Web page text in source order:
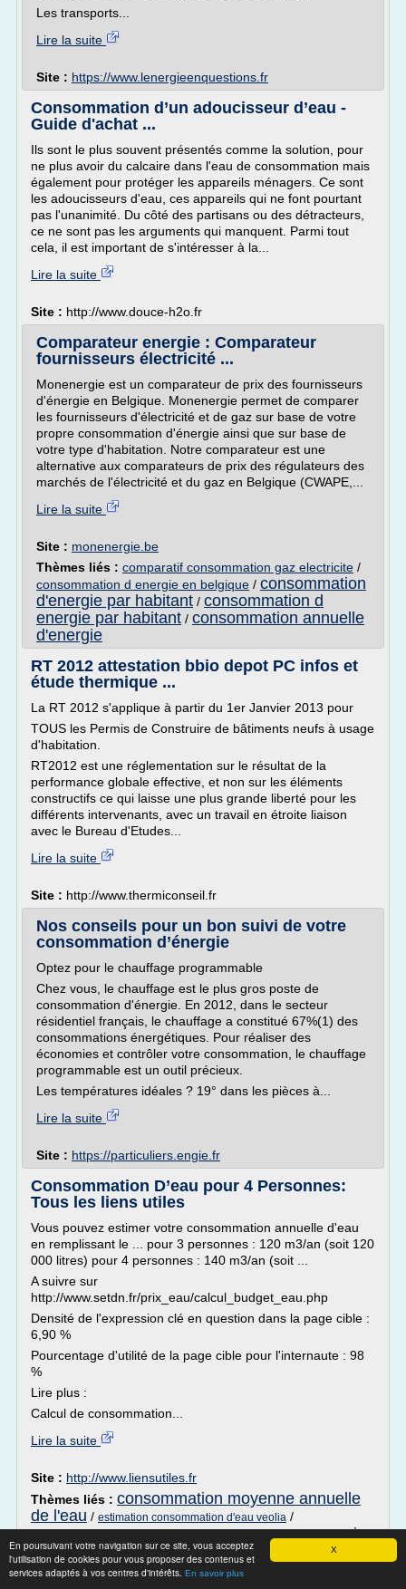
X
En poursuivant votre navigation sur ce site, vous acceptez
l'utilisation de cookies pour vous proposer des contenus et
services adaptés à vos centres d'intérêts. En savoir plus
Les transports...
Lire la suite
Site : https://www.lenergieenquestions.fr
Consommation d’un adoucisseur d’eau -
Guide d'achat ...
Ils sont le plus souvent présentés comme la solution, pour
ne plus avoir du calcaire dans l'eau de consommation mais
également pour protéger les appareils ménagers. Ce sont
les adoucisseurs d'eau, ces appareils qui ne font pourtant
pas l'unanimité. Du côté des partisans ou des détracteurs,
ce ne sont pas les arguments qui manquent. Parmi tout
cela, il est important de s'intéresser à la...
Lire la suite
Site : http://www.douce-h2o.fr
Comparateur energie : Comparateur
fournisseurs électricité ...
Monenergie est un comparateur de prix des fournisseurs
d'énergie en Belgique. Monenergie permet de comparer
les fournisseurs d'électricité et de gaz sur base de votre
propre consommation d'énergie ainsi que sur base de
votre type d'habitation. Notre comparateur est une
alternative aux comparateurs de prix des régulateurs des
marchés de l'électricité et du gaz en Belgique (CWAPE,...
Lire la suite
Site : monenergie.be
Thèmes liés : comparatif consommation gaz electricite /
consommation d energie en belgique / consommation
d'energie par habitant / consommation d
energie par habitant / consommation annuelle
d'energie
RT 2012 attestation bbio depot PC infos et
étude thermique ...
La RT 2012 s'applique à partir du 1er Janvier 2013 pour
TOUS les Permis de Construire de bâtiments neufs à usage
d'habitation.
RT2012 est une réglementation sur le résultat de la
performance globale effective, et non sur les éléments
constructifs ce qui laisse une plus grande liberté pour les
différents intervenants, avec un travail en étroite liaison
avec le Bureau d'Etudes...
Lire la suite
Site : http://www.thermiconseil.fr
Nos conseils pour un bon suivi de votre
consommation d’énergie
Optez pour le chauffage programmable
Chez vous, le chauffage est le plus gros poste de
consommation d'énergie. En 2012, dans le secteur
résidentiel français, le chauffage a constitué 67%(1) des
consommations énergétiques. Pour réaliser des
économies et contrôler votre consommation, le chauffage
programmable est un outil précieux.
Les températures idéales ? 19° dans les pièces à...
Lire la suite
Site : https://particuliers.engie.fr
Consommation D’eau pour 4 Personnes:
Tous les liens utiles
Vous pouvez estimer votre consommation annuelle d'eau
en remplissant le ... pour 3 personnes : 120 m3/an (soit 120
000 litres) pour 4 personnes : 140 m3/an (soit ...
A suivre sur
http://www.setdn.fr/prix_eau/calcul_budget_eau.php
Densité de l'expression clé en question dans la page cible :
6,90 %
Pourcentage d'utilité de la page cible pour l'internaute : 98
%
Lire plus :
Calcul de consommation...
Lire la suite
Site : http://www.liensutiles.fr
Thèmes liés : consommation moyenne annuelle
de l'eau / estimation consommation d'eau veolia /
prix
de la consommation d'eau/consommation moyenne
d'eau d'un foyer de 3 personnes